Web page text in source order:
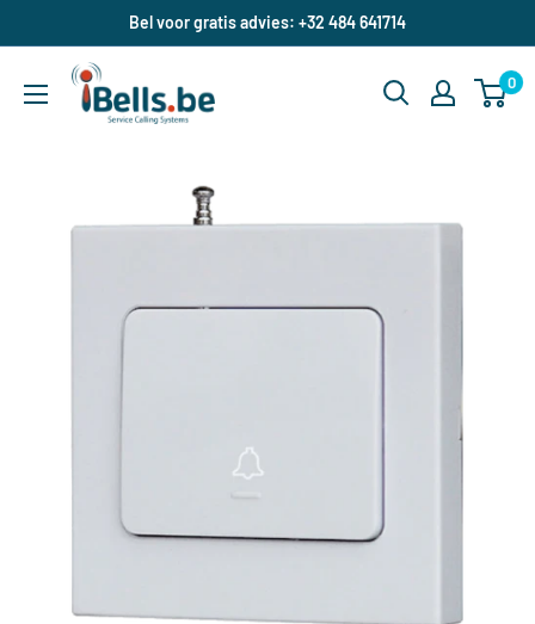
naar
artikel
Bel voor gratis advies: +32 484 641714
ibells.be 0